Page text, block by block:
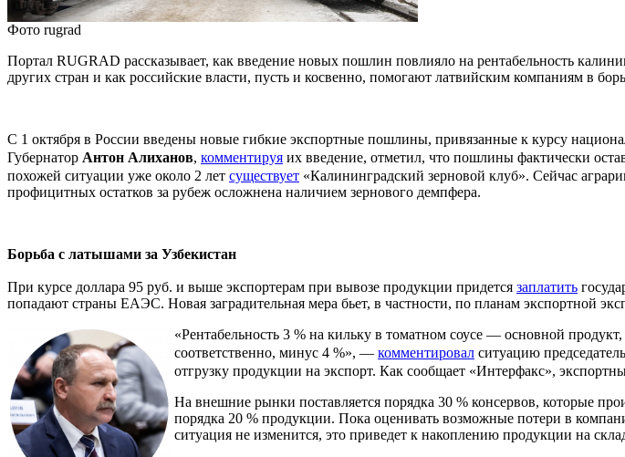
Фото rugrad
Портал RUGRAD рассказывает, как введение новых пошлин повлияло на рентабельность
других стран и как российские власти, пусть и косвенно, помогают латвийским компаниям в
С 1 октября в России введены новые гибкие экспортные пошлины, привязанные к курсу
Губернатор Антон Алиханов, комментируя их введение, отметил, что пошлины фактически
похожей ситуации уже около 2 лет существует «Калининградский зерновой клуб». Сейчас
профицитных остатков за рубеж осложнена наличием зернового демпфера.
Борьба с латышами за Узбекистан
При курсе доллара 95 руб. и выше экспортерам при вывозе продукции придется заплатить
попадают страны ЕАЭС. Новая заградительная мера бьет, в частности, по планам экспортной
«Рентабельность 3 % на кильку в томатном соусе — основной
соответственно, минус 4 %», — комментировал ситуацию
отгрузку продукции на экспорт. Как сообщает «Интерфакс»,
На внешние рынки поставляется порядка 30 % консервов, которые
порядка 20 % продукции. Пока оценивать возможные потери в
ситуация не изменится, это приведет к накоплению продукции на